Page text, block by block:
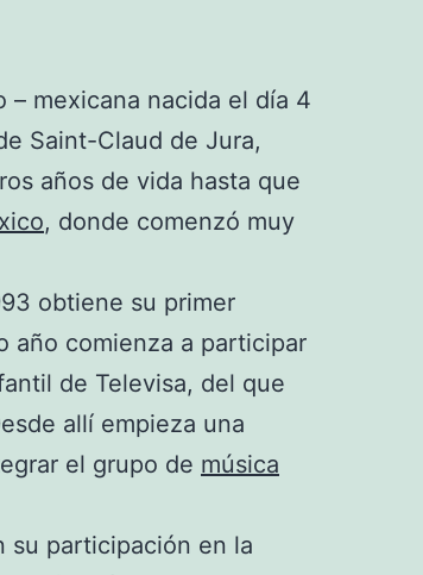
– mexicana nacida el día 4
Saint-Claud de Jura,
años de vida hasta que
, donde comenzó muy
obtiene su primer
año comienza a participar
de Televisa, del que
allí empieza una
el grupo de música
su participación en la